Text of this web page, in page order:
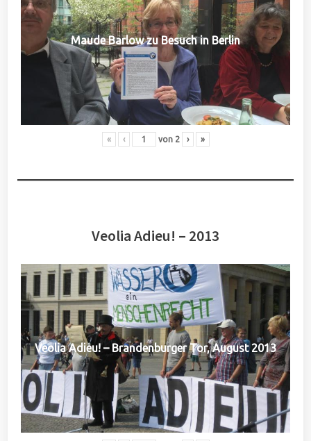
Maude Barlow zu Besuch in Berlin
« ‹ von 2 › »
Veolia Adieu! – 2013
Veolia Adieu! – Brandenburger Tor, August 2013